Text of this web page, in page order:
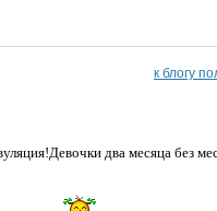
к блогу
два месяца без